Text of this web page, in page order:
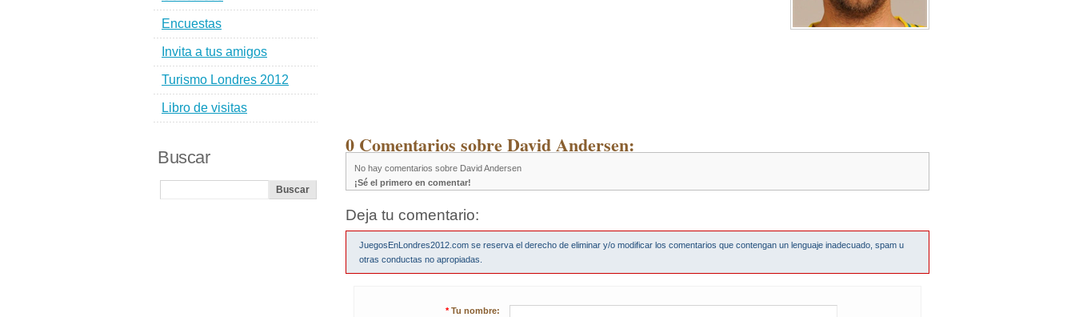
0 Comentarios sobre David Andersen:
No hay comentarios sobre David Andersen
¡Sé el primero en comentar!
Deja tu comentario:
JuegosEnLondres2012.com se reserva el derecho de eliminar y/o modificar los comentarios que contengan un lenguaje inadecuado, spam u
otras conductas no apropiadas.
* Tu nombre:
Encuestas
Invita a tus amigos
Turismo Londres 2012
Libro de visitas
Buscar